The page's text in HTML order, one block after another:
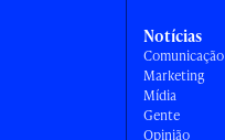
Notícias
Comunicação
Marketing
Mídia
Gente
Opinião